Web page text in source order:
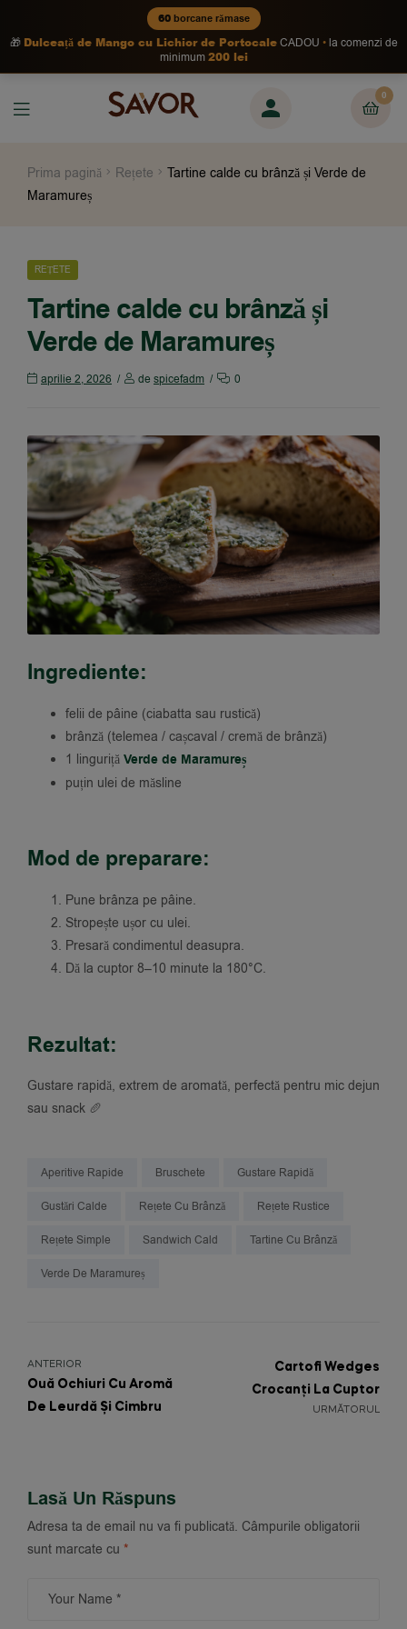
60borcane rămase
🎁 Dulceață de Mango cu Lichior de PortocaleCADOU
la comenzi de
minimum200 lei
0
Prima pagină Rețete
Tartine calde cu brânză și Verde de
Maramureș
REȚETE
Tartine calde cu brânză și
Verde de Maramureș
aprilie 2, 2026 de spicefadm 0
Ingrediente:
felii de pâine (ciabatta sau rustică)
brânză (telemea / cașcaval / cremă de brânză)
1 linguriță Verde de Maramureș
puțin ulei de măsline
Mod de preparare:
Pune brânza pe pâine.
Stropește ușor cu ulei.
Presară condimentul deasupra.
Dă la cuptor 8–10 minute la 180°C.
Rezultat:
Gustare rapidă, extrem de aromată, perfectă pentru mic dejun
sau snack 🥖
Aperitive Rapide Bruschete Gustare Rapidă
Gustări Calde Rețete Cu Brânză Rețete Rustice
Rețete Simple Sandwich Cald Tartine Cu Brânză
Verde De Maramureș
ANTERIOR
Ouă Ochiuri Cu Aromă
De Leurdă Și Cimbru
URMĂTORUL
Cartofi Wedges
Crocanți La Cuptor
Lasă Un Răspuns
Adresa ta de email nu va fi publicată. Câmpurile obligatorii
sunt marcate cu *